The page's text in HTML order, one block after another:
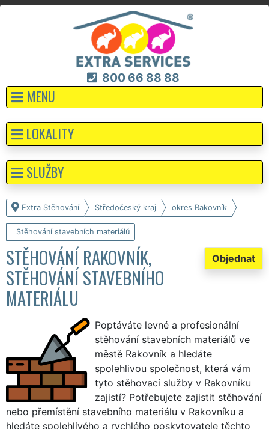
800 66 88 88
MENU
Extra Stěhování Středočeský kraj okres Rakovník
Stěhování stavebních materiálů
Objednat
STĚHOVÁNÍ RAKOVNÍK,
STĚHOVÁNÍ STAVEBNÍHO
MATERIÁLU
Poptáváte levné a profesionální
stěhování stavebních materiálů ve
městě Rakovník a hledáte
spolehlivou společnost, která vám
tyto stěhovací služby v Rakovníku
zajistí? Potřebujete zajistit stěhování
nebo přemístění stavebního materiálu v Rakovníku a
hledáte spolehlivého a rychlého poskytovatele těchto
LOKALITY
SLUŽBY